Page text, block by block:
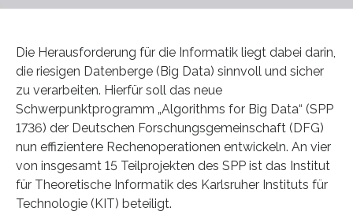
Die Herausforderung für die Informatik liegt dabei darin,
die riesigen Datenberge (Big Data) sinnvoll und sicher
zu verarbeiten. Hierfür soll das neue
Schwerpunktprogramm „Algorithms for Big Data“ (SPP
1736) der Deutschen Forschungsgemeinschaft (DFG)
nun effizientere Rechenoperationen entwickeln. An vier
von insgesamt 15 Teilprojekten des SPP ist das Institut
für Theoretische Informatik des Karlsruher Instituts für
Technologie (KIT) beteiligt.